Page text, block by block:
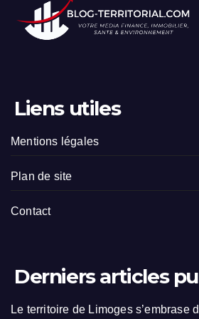
Liens utiles
Mentions légales
Plan de site
Contact
Derniers articles
Le territoire de Limoges s’embrase